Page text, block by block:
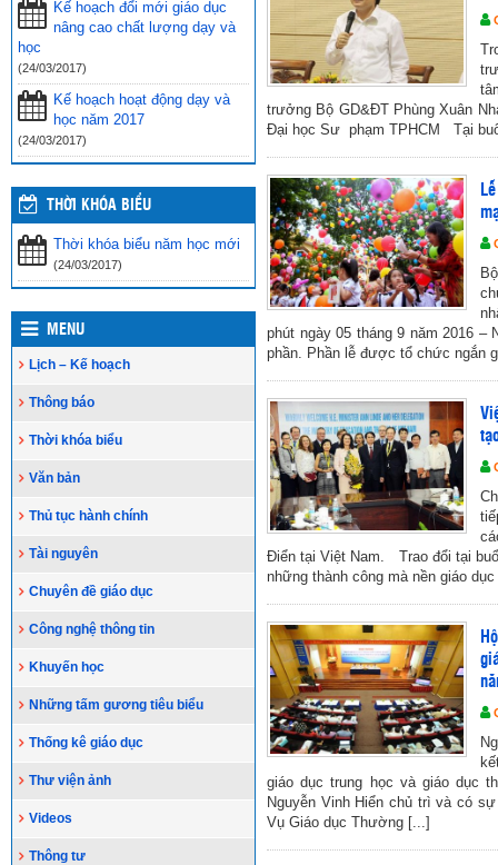
Kế hoạch đổi mới giáo dục
nâng cao chất lượng dạy và
học
(24/03/2017)
Kế hoạch hoạt động dạy và
học năm 2017
(24/03/2017)
THỜI KHÓA BIỂU
Thời khóa biểu năm học mới
(24/03/2017)
MENU
Lịch – Kế hoạch
Thông báo
Thời khóa biểu
Văn bản
Thủ tục hành chính
Tài nguyên
Chuyên đề giáo dục
Công nghệ thông tin
Khuyến học
Những tấm gương tiêu biểu
Thống kê giáo dục
Thư viện ảnh
Videos
Thông tư
trưởng Bộ GD&ĐT Phùng Xuân
Đại học Sư phạm TPHCM Tại
phút ngày 05 tháng 9 năm 2016 –
phần. Phần lễ được tổ chức ngắn
Điển tại Việt Nam. Trao đổi tại
những thành công mà nền giáo
giáo dục trung học và giáo dục
Nguyễn Vinh Hiển chủ trì và có
Vụ Giáo dục Thường [...]